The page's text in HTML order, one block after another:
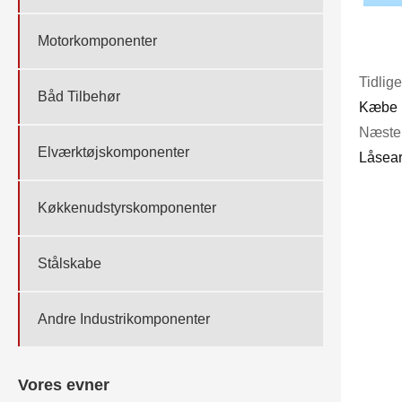
Motorkomponenter
Båd Tilbehør
Elværktøjskomponenter
Køkkenudstyrskomponenter
Stålskabe
Andre Industrikomponenter
Vores evner
Kæbe
Næste